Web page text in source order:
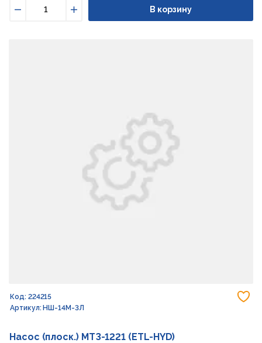
Увеличить
В корзину
Код: 224215
Артикул: НШ-14М-3Л
Насос (плоск.) МТЗ-1221 (ETL-HYD)